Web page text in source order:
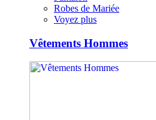
Robes de Mariée
Voyez plus
Vêtements Hommes